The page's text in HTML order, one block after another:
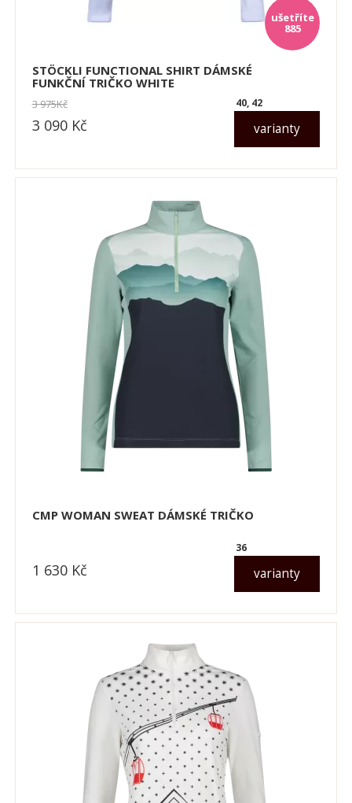
STÖCKLI FUNCTIONAL SHIRT DÁMSKÉ
FUNKČNÍ TRIČKO WHITE
varianty
40, 42
3 090 Kč
885
3 975Kč
CMP WOMAN SWEAT DÁMSKÉ TRIČKO
varianty
36
1 630 Kč